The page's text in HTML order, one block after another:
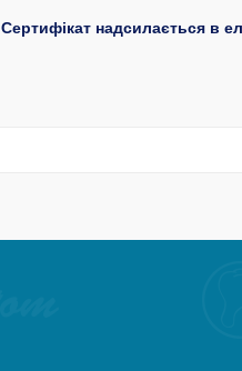
Сертифікат надсилається в